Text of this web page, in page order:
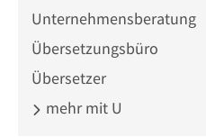
Unternehmensberatung
Übersetzungsbüro
Übersetzer
mehr mit U